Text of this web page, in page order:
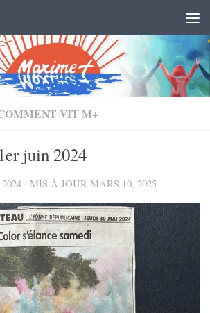
VIT M+
juin 2024
· MIS À JOUR MARS 10, 2025